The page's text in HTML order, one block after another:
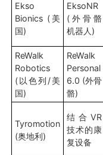
Ekso
Bionics (美
国)
EksoNR
(外骨骼
机器人)
ReWalk
Robotics
(以色列/美
国)
ReWalk
Personal
6.0 (外骨
骼)
Tyromotion
(奥地利)
结合VR
技术的康
复设备